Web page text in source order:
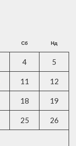
Сб Нд
4 5
11 12
18 19
25 26